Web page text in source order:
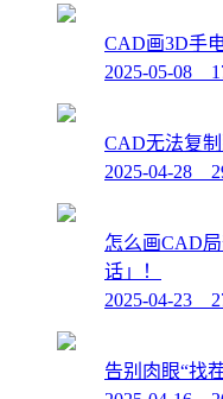
CAD画3D手
2025-05-08
CAD无法复制
2025-04-28
怎么画CAD
话」！
2025-04-23
告别肉眼“找